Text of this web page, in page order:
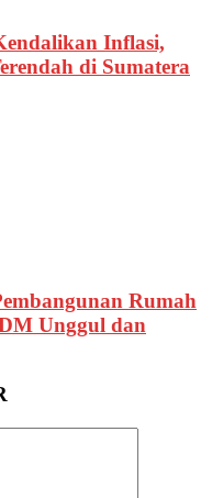
Inflasi,
di Sumatera
Rumah
Unggul dan